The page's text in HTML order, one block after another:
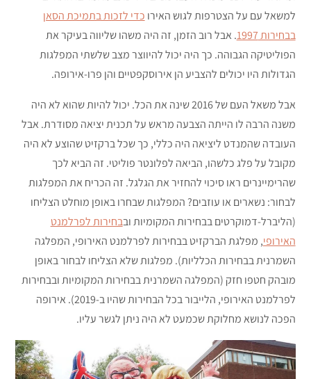
למשאל עם על הצטרפות לגוש האירו כדי לזכות בתמיכת הסאן
בבחירות 1997
. אבל רוב הזמן, זה היה משהו שליווה בעיקר את
הפוליטיקה הגבוהה. כך היה יכול להיווצר מצב שלשתי המפלגות
הגדולות היו יכולים להצביע הן אירוסקפטיים והן פרו-אירופה.
אבל משאל העם של 2016 שינה את הכל. יכול להיות שהוא לא היה
משנה הרבה לו הייתה הצבעה מראש על תכנית יציאה מסודרת. אבל
העובדה שהמנדט ליציאה היה כללי, כך שכל ברקזיט שהוצע לא היה
מקובל על פלג כלשהו, הביאה לפלונטר פוליטי. זה הביא לכך
שהרימיינרים ראו סיכוי להחזיר את הגלגל. זה הכריח את המפלגות
לבחור: נשארים או עוזבים? המפלגות שבחרו באופן מוחלט הצליחו
(הליברל-דמוקרטים בבחירות המקומיות ובבחירות לפרלמנט
האירופי, מפלגת הברקזיט בבחירות לפרלמנט האירופי, המפלגה
השמרנית בבחירות הכלליות). מפלגות שלא הצליחו לבחור באופן
מובהק חטפו חזק (המפלגה השמרנית בבחירות המקומיות ובבחירות
לפרלמנט האירופי, הלייבור בכל הבחירות שהיו ב-2019). אירופה
הפכה לנושא מחלוקת שכמעט לא היה ניתן לגשר עליו.